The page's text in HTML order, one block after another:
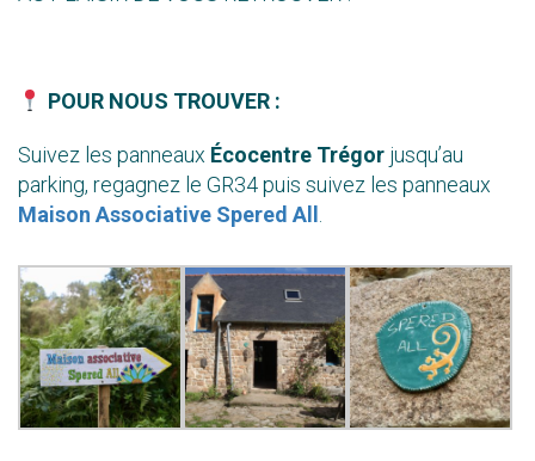
POUR NOUS TROUVER :
Suivez les panneaux Écocentre Trégor jusqu’au
parking, regagnez le GR34 puis suivez les panneaux
Maison Associative Spered All